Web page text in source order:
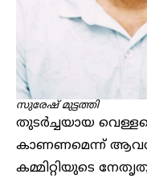
സുരേഷ് മുട്ടത്തി
തുടർച്ചയായ
കാണണമെന്ന്
കമ്മിറ്റിയുടെ